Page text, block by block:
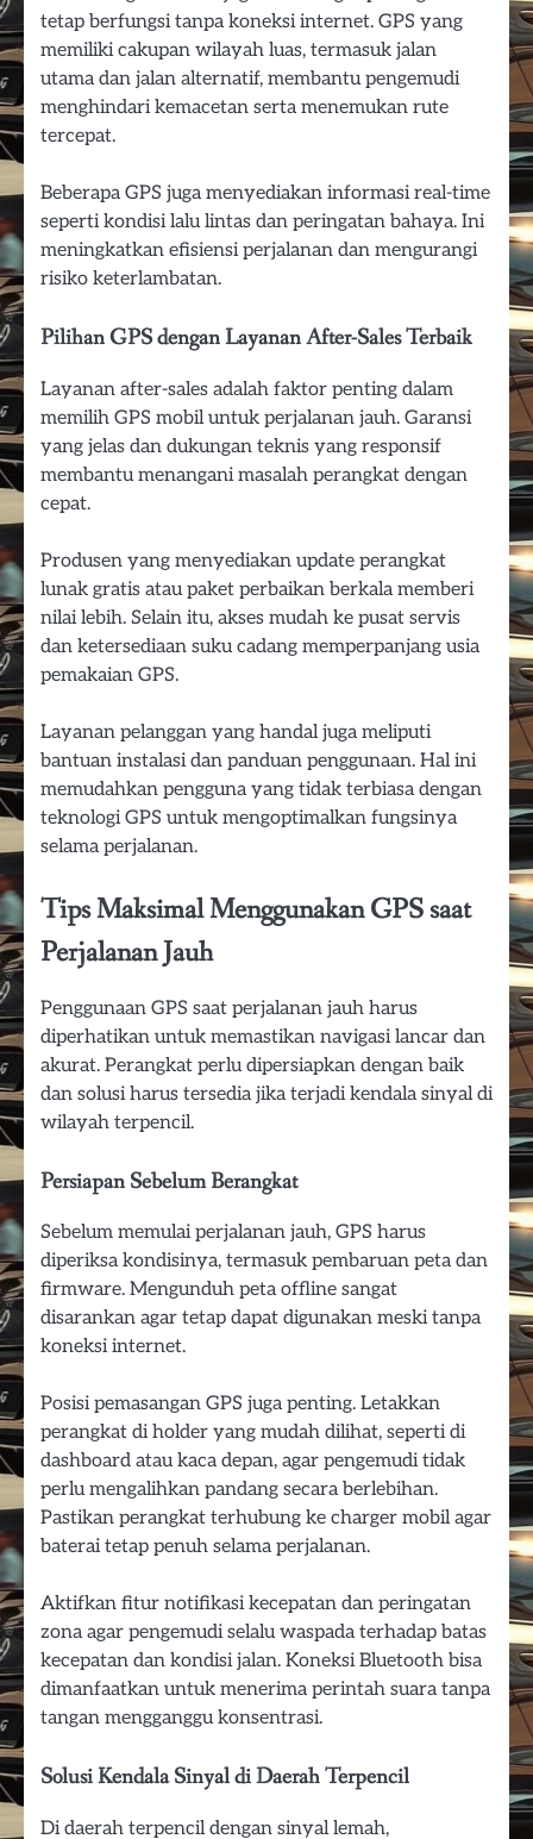
tetap berfungsi tanpa koneksi internet. GPS yang
memiliki cakupan wilayah luas, termasuk jalan
utama dan jalan alternatif, membantu pengemudi
menghindari kemacetan serta menemukan rute
tercepat.
Beberapa GPS juga menyediakan informasi real-time
seperti kondisi lalu lintas dan peringatan bahaya. Ini
meningkatkan efisiensi perjalanan dan mengurangi
risiko keterlambatan.
Pilihan GPS dengan Layanan After-Sales Terbaik
Layanan after-sales adalah faktor penting dalam
memilih GPS mobil untuk perjalanan jauh. Garansi
yang jelas dan dukungan teknis yang responsif
membantu menangani masalah perangkat dengan
cepat.
Produsen yang menyediakan update perangkat
lunak gratis atau paket perbaikan berkala memberi
nilai lebih. Selain itu, akses mudah ke pusat servis
dan ketersediaan suku cadang memperpanjang usia
pemakaian GPS.
Layanan pelanggan yang handal juga meliputi
bantuan instalasi dan panduan penggunaan. Hal ini
memudahkan pengguna yang tidak terbiasa dengan
teknologi GPS untuk mengoptimalkan fungsinya
selama perjalanan.
Tips Maksimal Menggunakan GPS saat
Perjalanan Jauh
Penggunaan GPS saat perjalanan jauh harus
diperhatikan untuk memastikan navigasi lancar dan
akurat. Perangkat perlu dipersiapkan dengan baik
dan solusi harus tersedia jika terjadi kendala sinyal di
wilayah terpencil.
Persiapan Sebelum Berangkat
Sebelum memulai perjalanan jauh, GPS harus
diperiksa kondisinya, termasuk pembaruan peta dan
firmware. Mengunduh peta offline sangat
disarankan agar tetap dapat digunakan meski tanpa
koneksi internet.
Posisi pemasangan GPS juga penting. Letakkan
perangkat di holder yang mudah dilihat, seperti di
dashboard atau kaca depan, agar pengemudi tidak
perlu mengalihkan pandang secara berlebihan.
Pastikan perangkat terhubung ke charger mobil agar
baterai tetap penuh selama perjalanan.
Aktifkan fitur notifikasi kecepatan dan peringatan
zona agar pengemudi selalu waspada terhadap batas
kecepatan dan kondisi jalan. Koneksi Bluetooth bisa
dimanfaatkan untuk menerima perintah suara tanpa
tangan mengganggu konsentrasi.
Solusi Kendala Sinyal di Daerah Terpencil
Di daerah terpencil dengan sinyal lemah,